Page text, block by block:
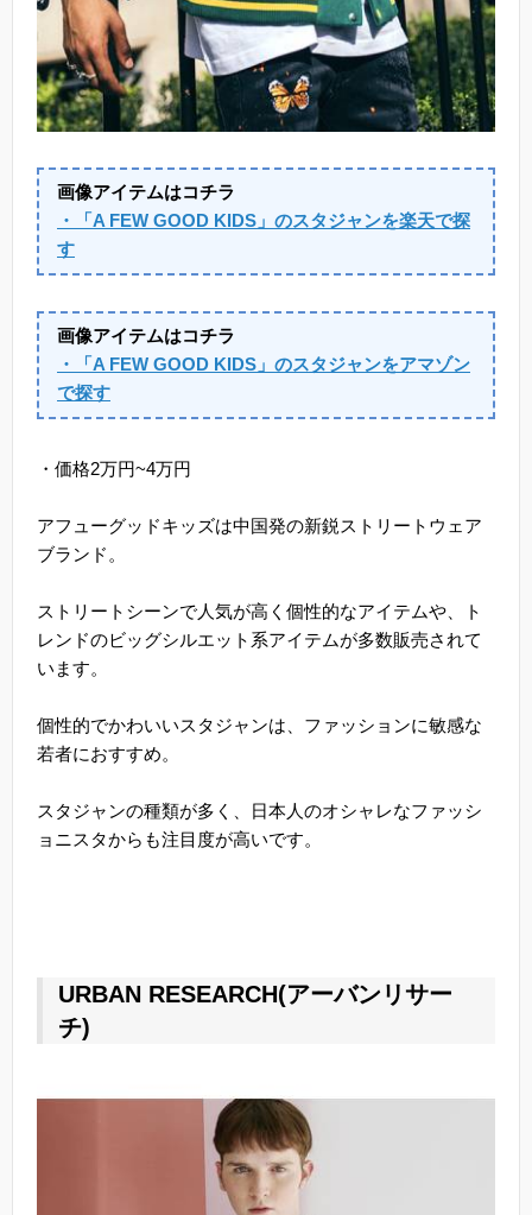
画像アイテムはコチラ
・「A FEW GOOD KIDS」のスタジャンを楽天で探
す
画像アイテムはコチラ
・「A FEW GOOD KIDS」のスタジャンをアマゾン
で探す
・価格2万円~4万円
アフューグッドキッズは中国発の新鋭ストリートウェア
ブランド。
ストリートシーンで人気が高く個性的なアイテムや、ト
レンドのビッグシルエット系アイテムが多数販売されて
います。
個性的でかわいいスタジャンは、ファッションに敏感な
若者におすすめ。
スタジャンの種類が多く、日本人のオシャレなファッシ
ョニスタからも注目度が高いです。
URBAN RESEARCH(アーバンリサー
チ)